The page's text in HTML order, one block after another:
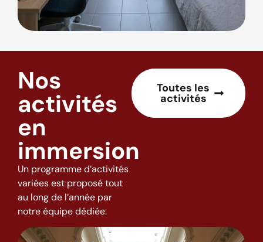
Nos
activités
en
immersion
Un programme d’activités
variées est proposé tout
au long de l’année par
notre équipe dédiée.
Toutes les
activités